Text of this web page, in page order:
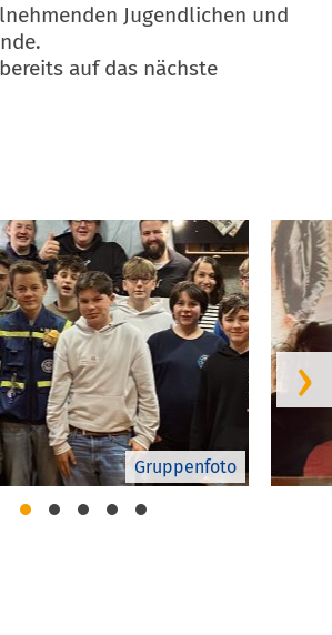
Jugendlichen und
auf das nächste
Gruppenfoto
›